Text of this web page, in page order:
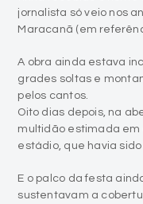
A obra ainda estava
grades soltas e
Oito dias depois, na
multidão estimada em
estádio, que havia
E o palco da festa
sustentavam a
No local onde o